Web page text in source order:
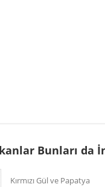
Bunları da
Kırmızı Gül ve Papatya